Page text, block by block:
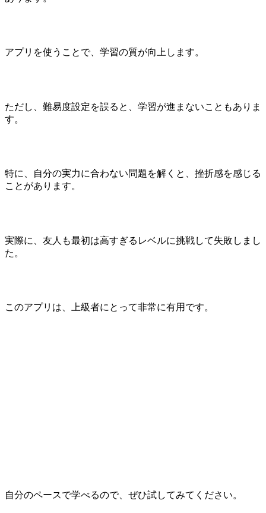
アプリを使うことで、学習の質が向上します。
ただし、難易度設定を誤ると、学習が進まないこともありま
す。
特に、自分の実力に合わない問題を解くと、挫折感を感じる
ことがあります。
実際に、友人も最初は高すぎるレベルに挑戦して失敗しまし
た。
このアプリは、上級者にとって非常に有用です。
自分のペースで学べるので、ぜひ試してみてください。